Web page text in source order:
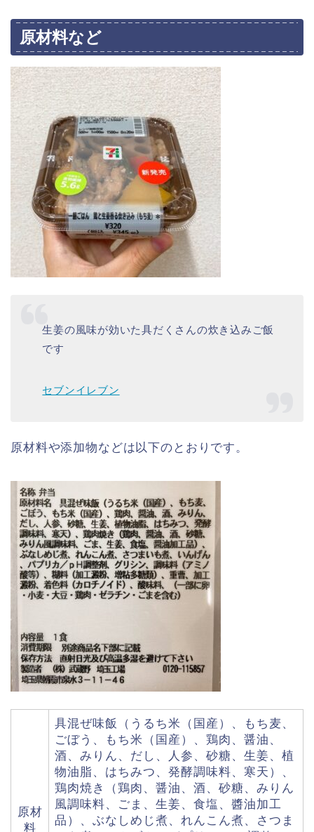
原材料など
生姜の風味が効いた具だくさんの炊き込みご飯
です
セブンイレブン
原材料や添加物などは以下のとおりです。
原材
料
具混ぜ味飯（うるち米（国産）、もち麦、
ごぼう、もち米（国産）、鶏肉、醤油、
酒、みりん、だし、人参、砂糖、生姜、植
物油脂、はちみつ、発酵調味料、寒天）、
鶏肉焼き（鶏肉、醤油、酒、砂糖、みりん
風調味料、ごま、生姜、食塩、醬油加工
品）、ぶなしめじ煮、れんこん煮、さつま